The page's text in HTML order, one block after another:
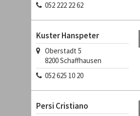
052 222 22 62
Kuster Hanspeter
Oberstadt 5
8200Schaffhausen
052 625 10 20
Persi Cristiano